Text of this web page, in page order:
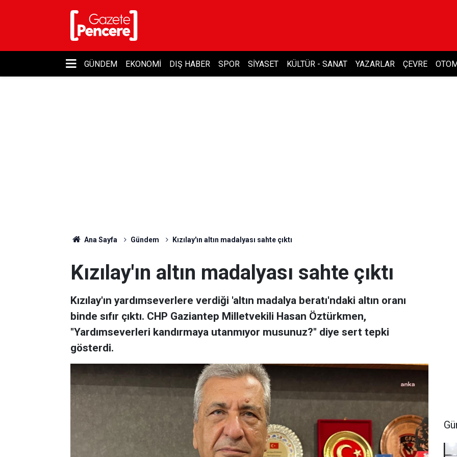
GÜNDEM EKONOMI DIŞ HABER SPOR SIYASET KÜLTÜR - SANAT YAZARLAR ÇEVRE
Ana Sayfa Gündem Kızılay'ın altın madalyası sahte çıktı
Kızılay'ın altın madalyası sahte çıktı
Kızılay'ın yardımseverlere verdiği 'altın madalya beratı'ndaki altın oranı
binde sıfır çıktı. CHP Gaziantep Milletvekili Hasan Öztürkmen,
"Yardımseverleri kandırmaya utanmıyor musunuz?" diye sert tepki
gösterdi.